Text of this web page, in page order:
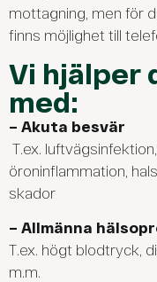
mottagning, men för
finns möjlighet till
Vi hjälper
med:
– Akuta besvär
T.ex.
öroninflammation,
skador
– Allmänna
T.ex. högt blodtryck,
m.m.